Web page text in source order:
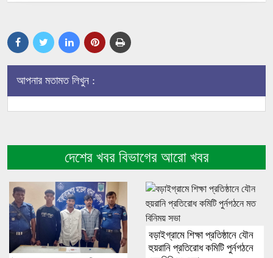
আপনার মতামত লিখুন :
দেশের খবর বিভাগের আরো খবর
বড়াইগ্রামে শিক্ষা প্রতিষ্ঠানে যৌন
হুয়রানি প্রতিরোধ কমিটি পুর্নগঠনে